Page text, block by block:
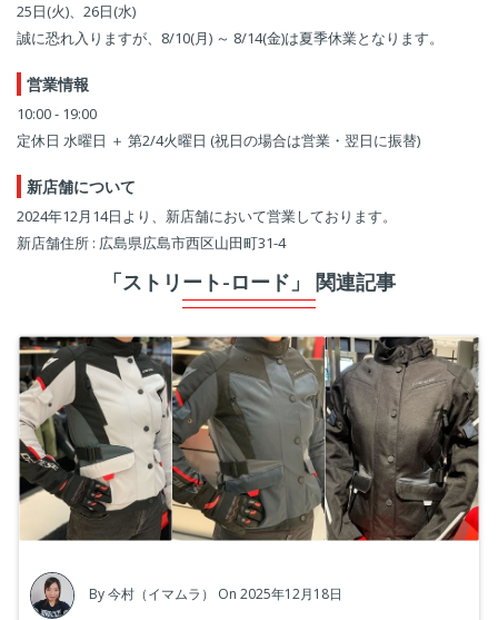
25日(火)、26日(水)
誠に恐れ入りますが、8/10(月) ～ 8/14(金)は夏季休業となります。
営業情報
10:00 - 19:00
定休日 水曜日 ＋ 第2/4火曜日 (祝日の場合は営業・翌日に振替)
新店舗について
2024年12月14日より、新店舗において営業しております。
新店舗住所 : 広島県広島市西区山田町31-4
「ストリート-ロード」 関連記事
By今村（イマムラ） On 2025年12月18日